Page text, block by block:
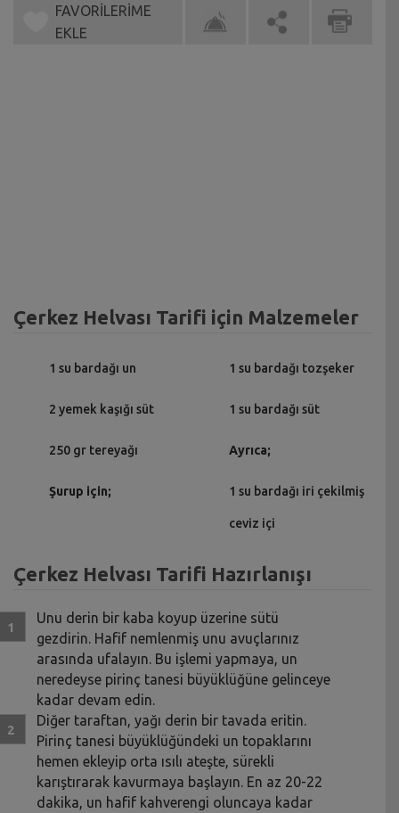
FAVORİLERİME
EKLE
Çerkez Helvası Tarifi için Malzemeler
1 su bardağı un
2 yemek kaşığı süt
250 gr tereyağı
Şurup için;
1 su bardağı tozşeker
1 su bardağı süt
Ayrıca;
1 su bardağı iri çekilmiş
ceviz içi
Çerkez Helvası Tarifi Hazırlanışı
Unu derin bir kaba koyup üzerine sütü
gezdirin. Hafif nemlenmiş unu avuçlarınız
arasında ufalayın. Bu işlemi yapmaya, un
neredeyse pirinç tanesi büyüklüğüne gelinceye
kadar devam edin.
Diğer taraftan, yağı derin bir tavada eritin.
Pirinç tanesi büyüklüğündeki un topaklarını
hemen ekleyip orta ısılı ateşte, sürekli
karıştırarak kavurmaya başlayın. En az 20-22
dakika, un hafif kahverengi oluncaya kadar